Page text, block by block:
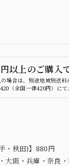
以上のご購入
場合は、別途地域別送料
（全国一律420円）にて
・秋田)】880円
大阪・兵庫・奈良